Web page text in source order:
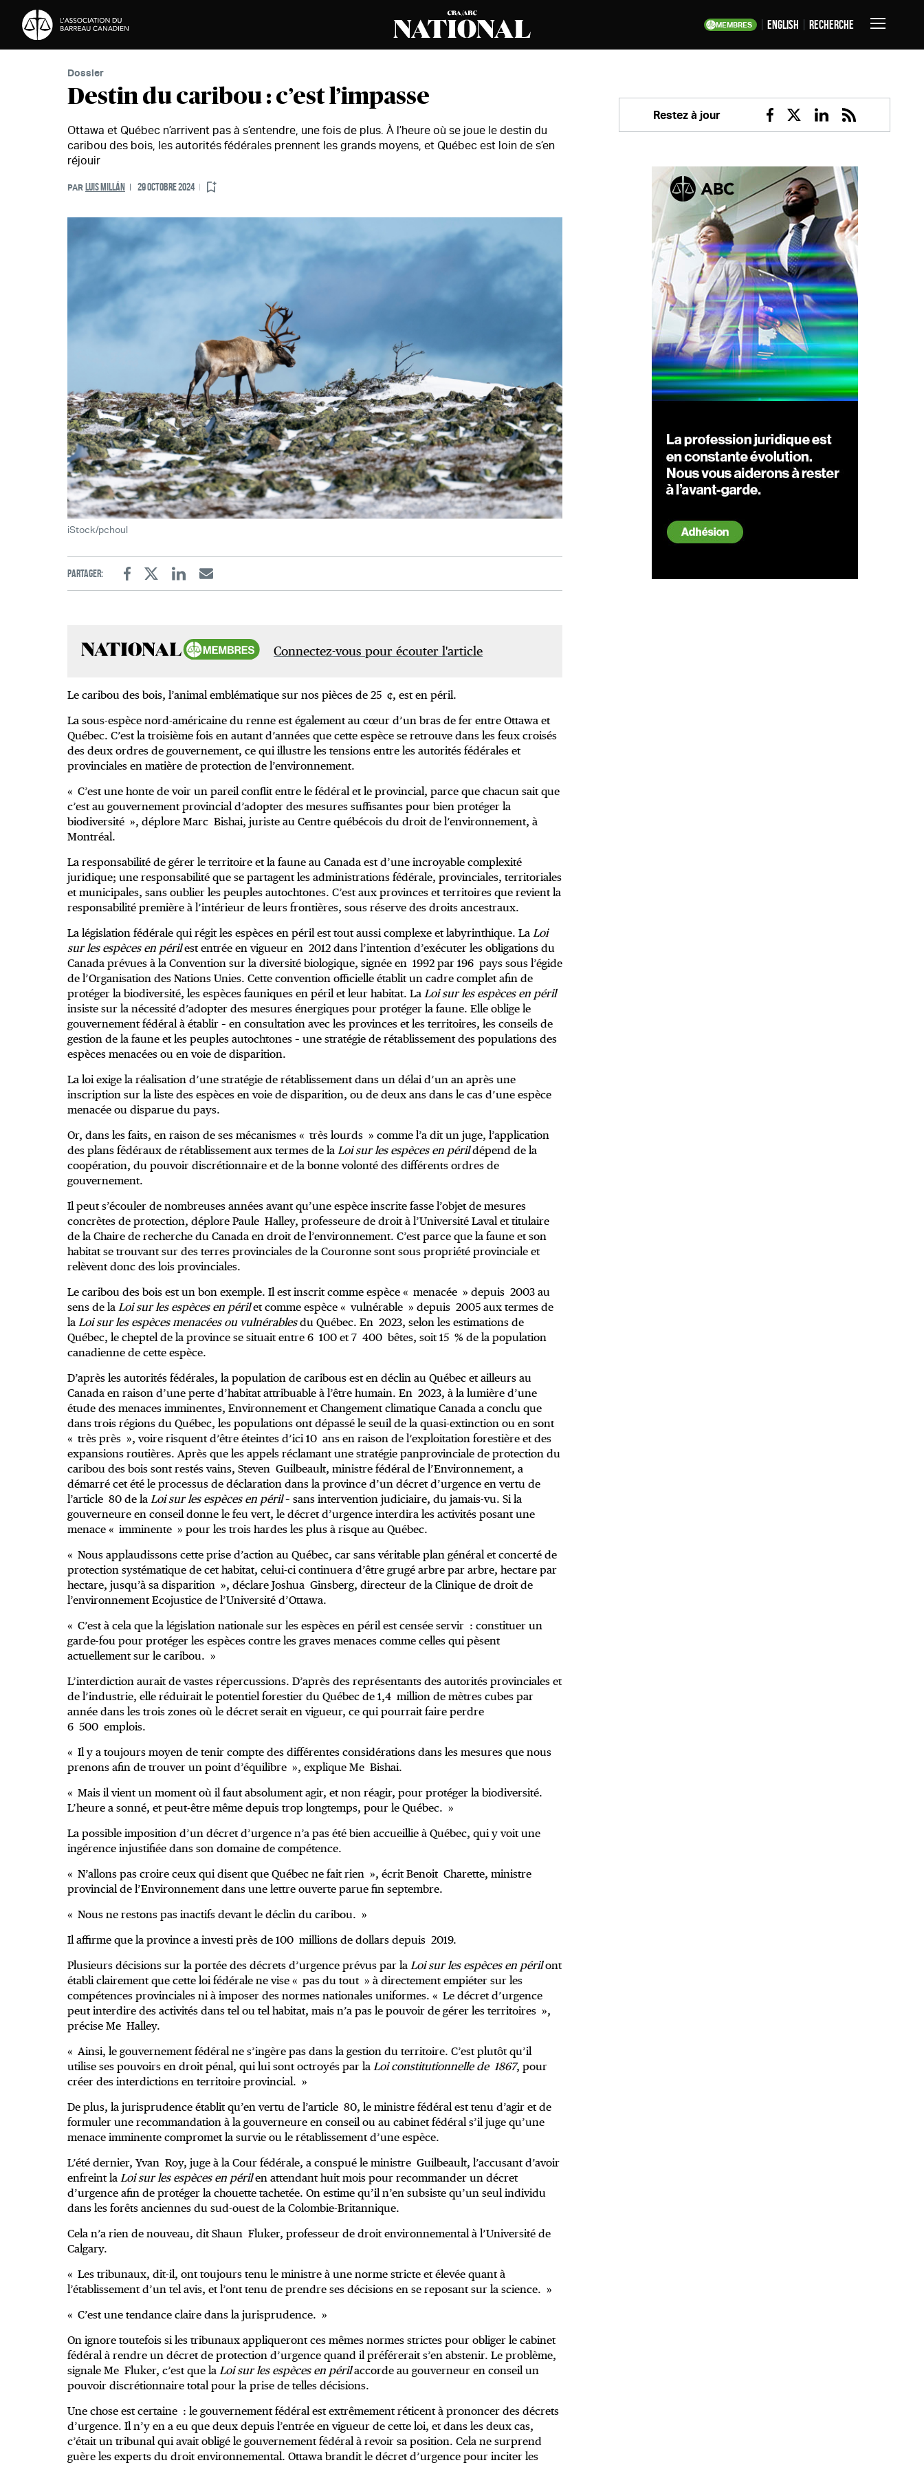
Passer au contenu MEMBRES English Recherche
Basculer
Dossier
Destin du caribou : c’est l’impasse
Ottawa et Québec n’arrivent pas à s’entendre, une fois de plus. À l’heure où se joue le destin du
caribou des bois, les autorités fédérales prennent les grands moyens, et Québec est loin de s’en
réjouir
PAR LUIS MILLÁN 29 OCTOBRE 2024
iStock/pchoul
Partager:
FacebookTwitterLinkedinEmail
Connectez-vous pour écouter l'article
Le caribou des bois, l’animal emblématique sur nos pièces de 25 ¢, est en péril.
La sous-espèce nord-américaine du renne est également au cœur d’un bras de fer entre Ottawa et
Québec. C’est la troisième fois en autant d’années que cette espèce se retrouve dans les feux croisés
des deux ordres de gouvernement, ce qui illustre les tensions entre les autorités fédérales et
provinciales en matière de protection de l’environnement.
« C’est une honte de voir un pareil conflit entre le fédéral et le provincial, parce que chacun sait que
c’est au gouvernement provincial d’adopter des mesures suffisantes pour bien protéger la
biodiversité », déplore Marc Bishai, juriste au Centre québécois du droit de l’environnement, à
Montréal.
La responsabilité de gérer le territoire et la faune au Canada est d’une incroyable complexité
juridique; une responsabilité que se partagent les administrations fédérale, provinciales, territoriales
et municipales, sans oublier les peuples autochtones. C’est aux provinces et territoires que revient la
responsabilité première à l’intérieur de leurs frontières, sous réserve des droits ancestraux.
La législation fédérale qui régit les espèces en péril est tout aussi complexe et labyrinthique. La Loi
sur les espèces en périlest entrée en vigueur en 2012 dans l’intention d’exécuter les obligations du
Canada prévues à la Convention sur la diversité biologique, signée en 1992 par 196 pays sous l’égide
de l’Organisation des Nations Unies. Cette convention officielle établit un cadre complet afin de
protéger la biodiversité, les espèces fauniques en péril et leur habitat. La Loi sur les espèces en péril
insiste sur la nécessité d’adopter des mesures énergiques pour protéger la faune. Elle oblige le
gouvernement fédéral à établir – en consultation avec les provinces et les territoires, les conseils de
gestion de la faune et les peuples autochtones – une stratégie de rétablissement des populations des
espèces menacées ou en voie de disparition.
La loi exige la réalisation d’une stratégie de rétablissement dans un délai d’un an après une
inscription sur la liste des espèces en voie de disparition, ou de deux ans dans le cas d’une espèce
menacée ou disparue du pays.
Or, dans les faits, en raison de ses mécanismes « très lourds » comme l’a dit un juge, l’application
des plans fédéraux de rétablissement aux termes de la Loi sur les espèces en périldépend de la
coopération, du pouvoir discrétionnaire et de la bonne volonté des différents ordres de
gouvernement.
Il peut s’écouler de nombreuses années avant qu’une espèce inscrite fasse l’objet de mesures
concrètes de protection, déplore Paule Halley, professeure de droit à l’Université Laval et titulaire
de la Chaire de recherche du Canada en droit de l’environnement. C’est parce que la faune et son
habitat se trouvant sur des terres provinciales de la Couronne sont sous propriété provinciale et
relèvent donc des lois provinciales.
Le caribou des bois est un bon exemple. Il est inscrit comme espèce « menacée » depuis 2003 au
sens de la Loi sur les espèces en périlet comme espèce « vulnérable » depuis 2005 aux termes de
la Loi sur les espèces menacées ou vulnérablesdu Québec. En 2023, selon les estimations de
Québec, le cheptel de la province se situait entre 6 100 et 7 400 bêtes, soit 15 % de la population
canadienne de cette espèce.
D’après les autorités fédérales, la population de caribous est en déclin au Québec et ailleurs au
Canada en raison d’une perte d’habitat attribuable à l’être humain. En 2023, à la lumière d’une
étude des menaces imminentes, Environnement et Changement climatique Canada a conclu que
dans trois régions du Québec, les populations ont dépassé le seuil de la quasi-extinction ou en sont
« très près », voire risquent d’être éteintes d’ici 10 ans en raison de l’exploitation forestière et des
expansions routières. Après que les appels réclamant une stratégie panprovinciale de protection du
caribou des bois sont restés vains, Steven Guilbeault, ministre fédéral de l’Environnement, a
démarré cet été le processus de déclaration dans la province d’un décret d’urgence en vertu de
l’article 80 de la Loi sur les espèces en péril– sans intervention judiciaire, du jamais-vu. Si la
gouverneure en conseil donne le feu vert, le décret d’urgence interdira les activités posant une
menace « imminente » pour les trois hardes les plus à risque au Québec.
« Nous applaudissons cette prise d’action au Québec, car sans véritable plan général et concerté de
protection systématique de cet habitat, celui-ci continuera d’être grugé arbre par arbre, hectare par
hectare, jusqu’à sa disparition », déclare Joshua Ginsberg, directeur de la Clinique de droit de
l’environnement Ecojustice de l’Université d’Ottawa.
« C’est à cela que la législation nationale sur les espèces en péril est censée servir : constituer un
garde-fou pour protéger les espèces contre les graves menaces comme celles qui pèsent
actuellement sur le caribou. »
L’interdiction aurait de vastes répercussions. D’après des représentants des autorités provinciales et
de l’industrie, elle réduirait le potentiel forestier du Québec de 1,4 million de mètres cubes par
année dans les trois zones où le décret serait en vigueur, ce qui pourrait faire perdre
6 500 emplois.
« Il y a toujours moyen de tenir compte des différentes considérations dans les mesures que nous
prenons afin de trouver un point d’équilibre », explique Me Bishai.
« Mais il vient un moment où il faut absolument agir, et non réagir, pour protéger la biodiversité.
L’heure a sonné, et peut-être même depuis trop longtemps, pour le Québec. »
La possible imposition d’un décret d’urgence n’a pas été bien accueillie à Québec, qui y voit une
ingérence injustifiée dans son domaine de compétence.
« N’allons pas croire ceux qui disent que Québec ne fait rien », écrit Benoit Charette, ministre
provincial de l’Environnement dans une lettre ouverte parue fin septembre.
« Nous ne restons pas inactifs devant le déclin du caribou. »
Il affirme que la province a investi près de 100 millions de dollars depuis 2019.
Plusieurs décisions sur la portée des décrets d’urgence prévus par la Loi sur les espèces en périlont
établi clairement que cette loi fédérale ne vise « pas du tout » à directement empiéter sur les
compétences provinciales ni à imposer des normes nationales uniformes. « Le décret d’urgence
peut interdire des activités dans tel ou tel habitat, mais n’a pas le pouvoir de gérer les territoires »,
précise Me Halley.
« Ainsi, le gouvernement fédéral ne s’ingère pas dans la gestion du territoire. C’est plutôt qu’il
utilise ses pouvoirs en droit pénal, qui lui sont octroyés par la Loi constitutionnelle de 1867, pour
créer des interdictions en territoire provincial. »
De plus, la jurisprudence établit qu’en vertu de l’article 80, le ministre fédéral est tenu d’agir et de
formuler une recommandation à la gouverneure en conseil ou au cabinet fédéral s’il juge qu’une
menace imminente compromet la survie ou le rétablissement d’une espèce.
L’été dernier, Yvan Roy, juge à la Cour fédérale, a conspué le ministre Guilbeault, l’accusant d’avoir
enfreint la Loi sur les espèces en périlen attendant huit mois pour recommander un décret
d’urgence afin de protéger la chouette tachetée. On estime qu’il n’en subsiste qu’un seul individu
dans les forêts anciennes du sud-ouest de la Colombie-Britannique.
Cela n’a rien de nouveau, dit Shaun Fluker, professeur de droit environnemental à l’Université de
Calgary.
« Les tribunaux, dit-il, ont toujours tenu le ministre à une norme stricte et élevée quant à
l’établissement d’un tel avis, et l’ont tenu de prendre ses décisions en se reposant sur la science. »
« C’est une tendance claire dans la jurisprudence. »
On ignore toutefois si les tribunaux appliqueront ces mêmes normes strictes pour obliger le cabinet
fédéral à rendre un décret de protection d’urgence quand il préférerait s’en abstenir. Le problème,
signale Me Fluker, c’est que la Loi sur les espèces en périlaccorde au gouverneur en conseil un
pouvoir discrétionnaire total pour la prise de telles décisions.
Une chose est certaine : le gouvernement fédéral est extrêmement réticent à prononcer des décrets
d’urgence. Il n’y en a eu que deux depuis l’entrée en vigueur de cette loi, et dans les deux cas,
c’était un tribunal qui avait obligé le gouvernement fédéral à revoir sa position. Cela ne surprend
guère les experts du droit environnemental. Ottawa brandit le décret d’urgence pour inciter les
Restez à jour
Facebook
TwitterLinkedin
RSS